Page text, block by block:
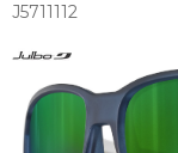
J5711112